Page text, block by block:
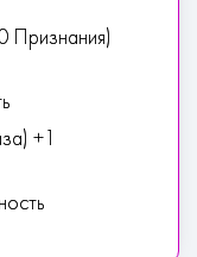
Признания)
+1